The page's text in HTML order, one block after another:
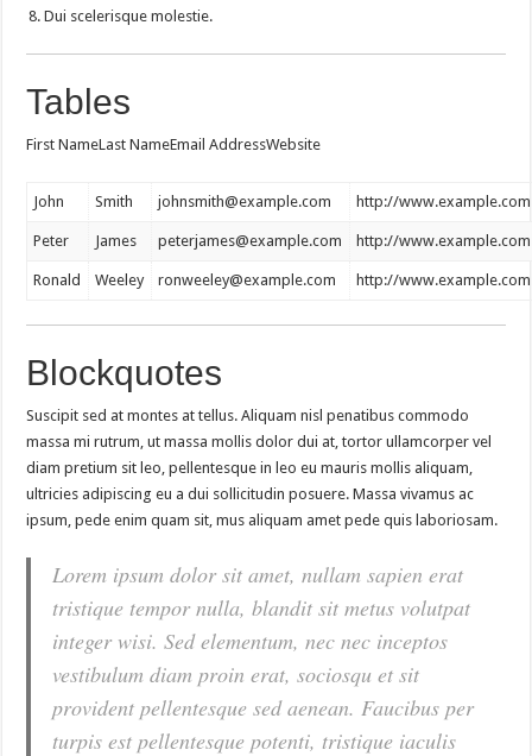
Dui scelerisque molestie.
Tables
First NameLast NameEmail AddressWebsite
John Smith johnsmith@example.com http://www.example.com
Peter James peterjames@example.com http://www.example.com
Ronald Weeley ronweeley@example.com http://www.example.com
Blockquotes
Suscipit sed at montes at tellus. Aliquam nisl penatibus commodo
massa mi rutrum, ut massa mollis dolor dui at, tortor ullamcorper vel
diam pretium sit leo, pellentesque in leo eu mauris mollis aliquam,
ultricies adipiscing eu a dui sollicitudin posuere. Massa vivamus ac
ipsum, pede enim quam sit, mus aliquam amet pede quis laboriosam.
Lorem ipsum dolor sit amet, nullam sapien erat
tristique tempor nulla, blandit sit metus volutpat
integer wisi. Sed elementum, nec nec inceptos
vestibulum diam proin erat, sociosqu et sit
provident pellentesque sed aenean. Faucibus per
turpis est pellentesque potenti, tristique iaculis